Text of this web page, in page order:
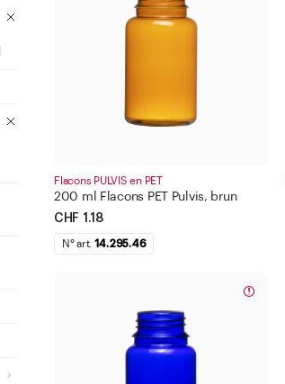
Flacons PULVIS en PET
200 ml Flacons PET Pulvis, brun
CHF 1.18
N° art. 14.295.46